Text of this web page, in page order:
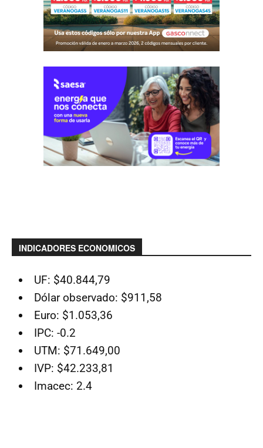
INDICADORES ECONOMICOS
UF: $40.844,79
Dólar observado: $911,58
Euro: $1.053,36
IPC: -0.2
UTM: $71.649,00
IVP: $42.233,81
Imacec: 2.4